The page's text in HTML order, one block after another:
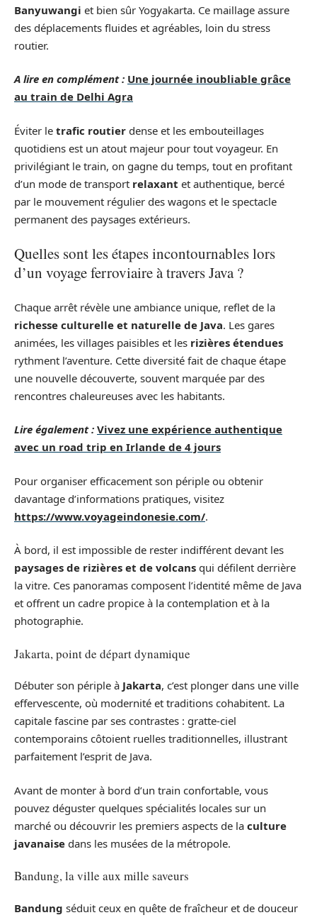
Banyuwangi et bien sûr Yogyakarta. Ce maillage assure
des déplacements fluides et agréables, loin du stress
routier.
A lire en complément : Une journée inoubliable grâce
au train de Delhi Agra
Éviter le trafic routier dense et les embouteillages
quotidiens est un atout majeur pour tout voyageur. En
privilégiant le train, on gagne du temps, tout en profitant
d’un mode de transport relaxant et authentique, bercé
par le mouvement régulier des wagons et le spectacle
permanent des paysages extérieurs.
Quelles sont les étapes incontournables lors
d’un voyage ferroviaire à travers Java ?
Chaque arrêt révèle une ambiance unique, reflet de la
richesse culturelle et naturelle de Java. Les gares
animées, les villages paisibles et les rizières étendues
rythment l’aventure. Cette diversité fait de chaque étape
une nouvelle découverte, souvent marquée par des
rencontres chaleureuses avec les habitants.
Lire également : Vivez une expérience authentique
avec un road trip en Irlande de 4 jours
Pour organiser efficacement son périple ou obtenir
davantage d’informations pratiques, visitez
https://www.voyageindonesie.com/.
À bord, il est impossible de rester indifférent devant les
paysages de rizières et de volcans qui défilent derrière
la vitre. Ces panoramas composent l’identité même de Java
et offrent un cadre propice à la contemplation et à la
photographie.
Jakarta, point de départ dynamique
Débuter son périple à Jakarta, c’est plonger dans une ville
effervescente, où modernité et traditions cohabitent. La
capitale fascine par ses contrastes : gratte-ciel
contemporains côtoient ruelles traditionnelles, illustrant
parfaitement l’esprit de Java.
Avant de monter à bord d’un train confortable, vous
pouvez déguster quelques spécialités locales sur un
marché ou découvrir les premiers aspects de la culture
javanaise dans les musées de la métropole.
Bandung, la ville aux mille saveurs
Bandung séduit ceux en quête de fraîcheur et de douceur